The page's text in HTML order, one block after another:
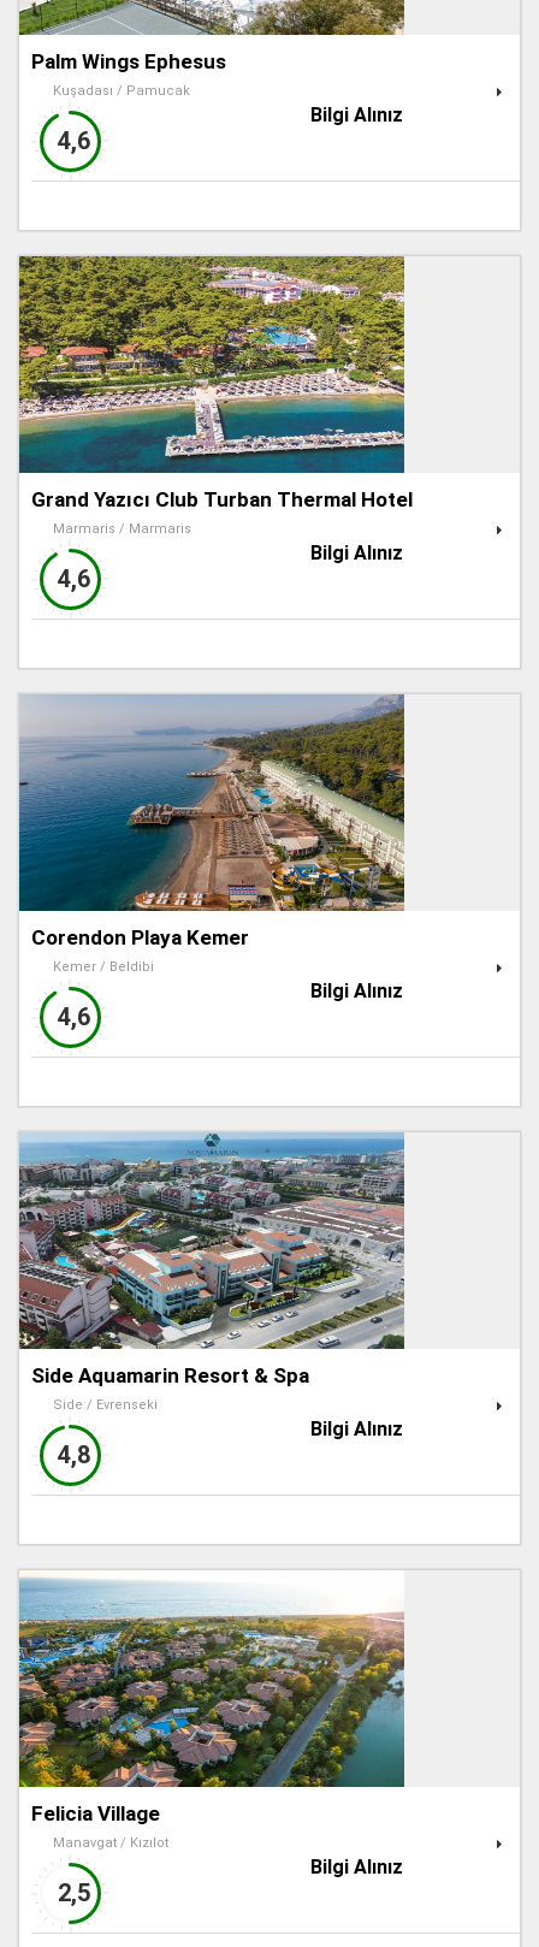
Palm Wings Ephesus
Kuşadası / Pamucak
4,6
Bilgi Alınız
Grand Yazıcı Club Turban Thermal Hotel
Marmaris / Marmaris
4,6
Bilgi Alınız
Corendon Playa Kemer
Kemer / Beldibi
4,6
Bilgi Alınız
Side Aquamarin Resort & Spa
Side / Evrenseki
4,8
Bilgi Alınız
Felicia Village
Manavgat / Kızılot
2,5
Bilgi Alınız